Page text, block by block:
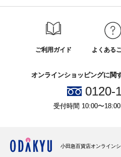
ご利用ガイド よくある
オンラインショッピングに関
0120-
受付時間 10:00〜18:00
小田急百貨店オンライン